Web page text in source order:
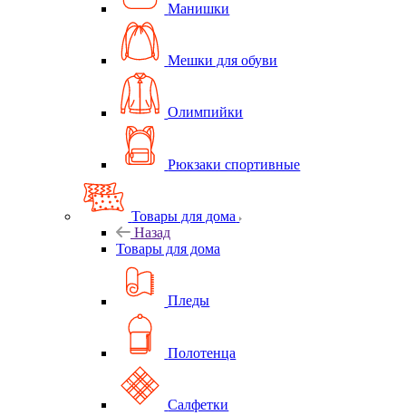
Манишки
Мешки для обуви
Олимпийки
Рюкзаки спортивные
Товары для дома
Назад
Товары для дома
Пледы
Полотенца
Салфетки